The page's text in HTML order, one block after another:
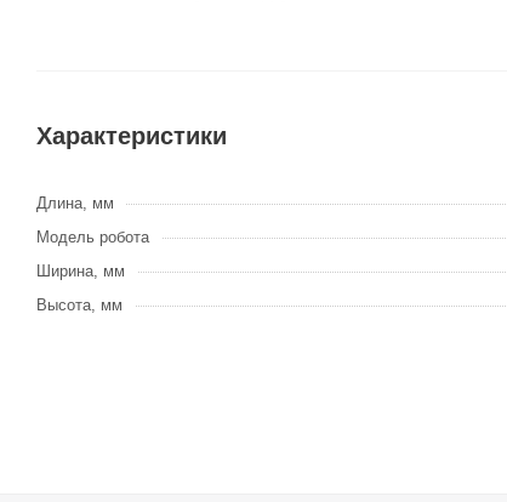
Характеристики
Длина, мм
Модель робота
Ширина, мм
Высота, мм